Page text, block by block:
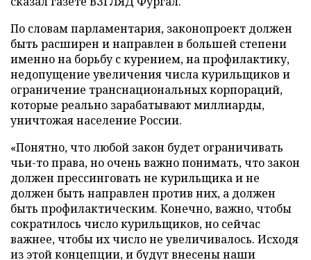
По словам парламентария, законопроект должен
быть расширен и направлен в большей степени
именно на борьбу с курением, на профилактику,
недопущение увеличения числа курильщиков и
ограничение транснациональных корпораций,
которые реально зарабатывают миллиарды,
уничтожая население России.
«Понятно, что любой закон будет ограничивать
чьи-то права, но очень важно понимать, что закон
должен прессинговать не курильщика и не
должен быть направлен против них, а должен
быть профилактическим. Конечно, важно, чтобы
сократилось число курильщиков, но сейчас
важнее, чтобы их число не увеличивалось. Исходя
из этой концепции, и будут внесены наши